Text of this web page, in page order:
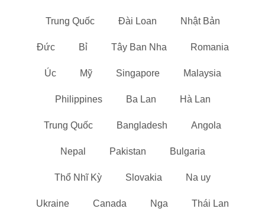
Trung Quốc Đài Loan Nhật Bản
Đức Bỉ Tây Ban Nha Romania
Úc Mỹ Singapore Malaysia
Philippines Ba Lan Hà Lan
Trung Quốc Bangladesh Angola
Nepal Pakistan Bulgaria
Thổ Nhĩ Kỳ Slovakia Na uy
Ukraine Canada Nga Thái Lan